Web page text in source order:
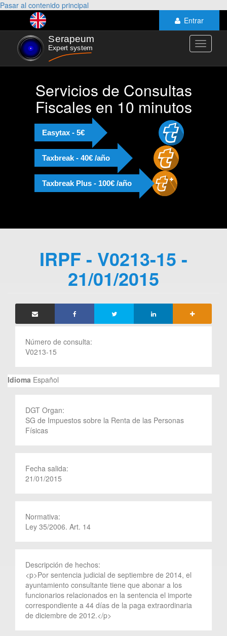
Pasar al contenido principal
Entrar
Toggle
Servicios de Consultas
Fiscales en 10 minutos
Easytax - 5€
Taxbreak - 40€ /año
Taxbreak Plus - 100€ /año
IRPF - V0213-15 -
21/01/2015
Número de consulta:
V0213-15
Idioma Español
DGT Organ:
SG de Impuestos sobre la Renta de las Personas
Físicas
Fecha salida:
21/01/2015
Normativa:
Ley 35/2006. Art. 14
Descripción de hechos:
<p>Por sentencia judicial de septiembre de 2014, el
ayuntamiento consultante tiene que abonar a los
funcionarios relacionados en la sentencia el importe
correspondiente a 44 días de la paga extraordinaria
de diciembre de 2012.</p>